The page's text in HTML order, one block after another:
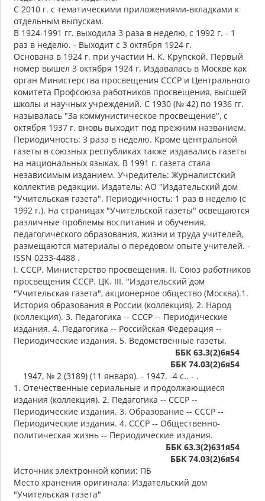
С 2010 г. с тематическими приложениями-вкладками к
отдельным выпускам.
В 1924-1991 гг. выходила 3 раза в неделю, с 1992 г. - 1
раз в неделю. - Выходит с 3 октября 1924 г.
Основана в 1924 г. при участии Н. К. Крупской. Первый
номер вышел 3 октября 1924 г. Издавалась в Москве как
орган Министерства просвещения СССР и Центрального
комитета Профсоюза работников просвещения, высшей
школы и научных учреждений. С 1930 (№ 42) по 1936 гг.
называлась "За коммунистическое просвещение", с
октября 1937 г. вновь выходит под прежним названием.
Периодичность: 3 раза в неделю. Кроме центральной
газеты в союзных республиках также издавались газеты
на национальных языках. В 1991 г. газета стала
независимым изданием. Учредитель: Журналистский
коллектив редакции. Издатель: АО "Издательский дом
"Учительская газета". Периодичность: 1 раз в неделю (с
1992 г.). На страницах "Учительской газеты" освещаются
различные проблемы воспитания и обучения,
педагогического образования, жизни и труда учителей,
размещаются материалы о передовом опыте учителей. -
ISSN 0233-4488 .
I. СССР. Министерство просвещения. II. Союз работников
просвещения СССР. ЦК. III. "Издательский дом
"Учительская газета", акционерное общество (Москва).1.
История образования в России (коллекция). 2. Народ
(коллекция). 3. Педагогика -- СССР -- Периодические
издания. 4. Педагогика -- Российская Федерация --
Периодические издания. 5. Ведомственные газеты.
ББК 63.3(2)6я54
ББК 74.03(2)6я54
1947, № 2 (3189) (11 января). - 1947. -4 с.. - .
1. Отечественные сериальные и продолжающиеся
издания (коллекция). 2. Педагогика -- СССР --
Периодические издания. 3. Образование -- СССР --
Периодические издания. 4. СССР -- Общественно-
политическая жизнь -- Периодические издания.
ББК 63.3(2)631я54
ББК 74.03(2)6я54
Источник электронной копии: ПБ
Место хранения оригинала: Издательский дом
"Учительская газета"